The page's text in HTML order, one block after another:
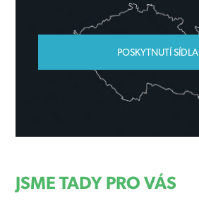
POSKYTNUTÍ SÍDLA
JSME TADY PRO VÁS